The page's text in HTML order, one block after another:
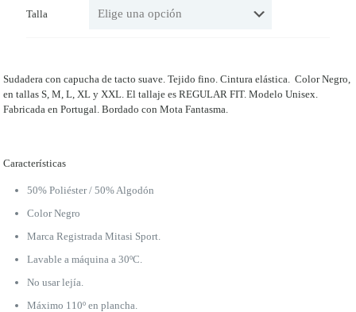
Talla
Sudadera con capucha de tacto suave. Tejido fino. Cintura elástica. Color Negro,
en tallas S, M, L, XL y XXL. El tallaje es REGULAR FIT. Modelo Unisex.
Fabricada en Portugal. Bordado con Mota Fantasma.
Características
50% Poliéster / 50% Algodón
Color Negro
Marca Registrada Mitasi Sport.
Lavable a máquina a 30ºC.
No usar lejía.
Máximo 110º en plancha.